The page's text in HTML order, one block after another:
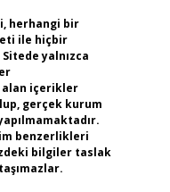
herhangi bir
ile hiçbir
yalnızca
alan içerikler
gerçek kurum
benzerlikleri
bilgiler taslak